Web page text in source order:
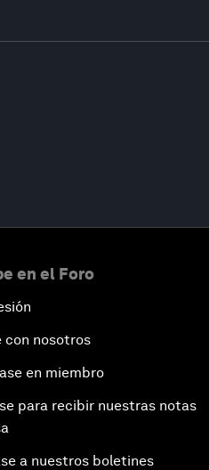
en el Foro
con nosotros
en miembro
para recibir nuestras notas
a nuestros boletines